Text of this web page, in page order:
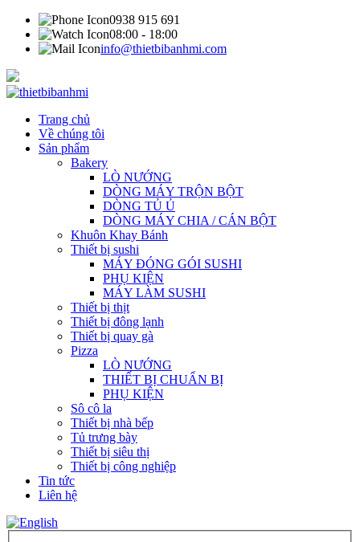
0938 915 691
08:00 - 18:00
info@thietbibanhmi.com
Trang chủ
Về chúng tôi
Sản phẩm
Bakery
LÒ NƯỚNG
DÒNG MÁY TRỘN BỘT
DÒNG TỦ Ủ
DÒNG MÁY CHIA / CÁN BỘT
Khuôn Khay Bánh
Thiết bị sushi
MÁY ĐÓNG GÓI SUSHI
PHỤ KIỆN
MÁY LÀM SUSHI
Thiết bị thịt
Thiết bị đông lạnh
Thiết bị quay gà
Pizza
LÒ NƯỚNG
THIẾT BỊ CHUẨN BỊ
PHỤ KIỆN
Sô cô la
Thiết bị nhà bếp
Tủ trưng bày
Thiết bị siêu thị
Thiết bị công nghiệp
Tin tức
Liên hệ